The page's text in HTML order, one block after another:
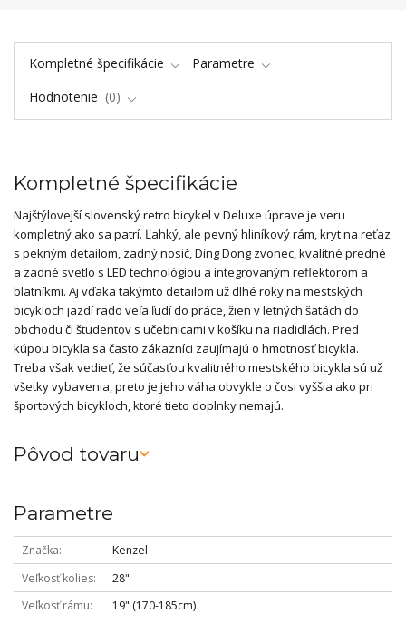
Kompletné špecifikácie
Parametre
Hodnotenie
0
Kompletné špecifikácie
Najštýlovejší slovenský retro bicykel v Deluxe úprave je veru
kompletný ako sa patrí. Ľahký, ale pevný hliníkový rám, kryt na reťaz
s pekným detailom, zadný nosič, Ding Dong zvonec, kvalitné predné
a zadné svetlo s LED technológiou a integrovaným reflektorom a
blatníkmi. Aj vďaka takýmto detailom už dlhé roky na mestských
bicykloch jazdí rado veľa ľudí do práce, žien v letných šatách do
obchodu či študentov s učebnicami v košíku na riadidlách. Pred
kúpou bicykla sa často zákazníci zaujímajú o hmotnosť bicykla.
Treba však vedieť, že súčasťou kvalitného mestského bicykla sú už
všetky vybavenia, preto je jeho váha obvykle o čosi vyššia ako pri
športových bicykloch, ktoré tieto doplnky nemajú.
Pôvod tovaru
Parametre
Značka
Kenzel
Veľkosť kolies
28"
Veľkosť rámu
19" (170-185cm)